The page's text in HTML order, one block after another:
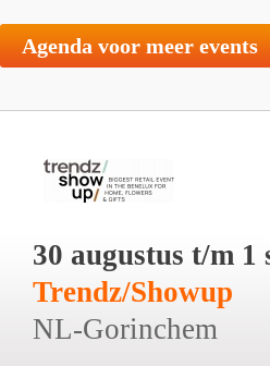
Agenda voor meer
30 augustus t/m 1
Trendz/Showup
NL-Gorinchem